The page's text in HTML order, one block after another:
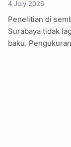
4 July 2026
Penelitian di
Surabaya tidak
baku.